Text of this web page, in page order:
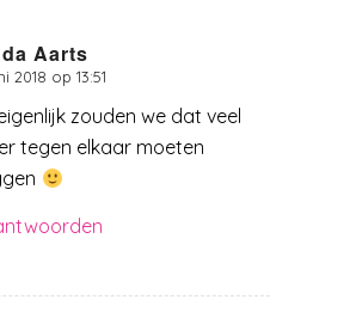
Aarts
2018 op 13:51
zouden we dat veel
tegen elkaar moeten